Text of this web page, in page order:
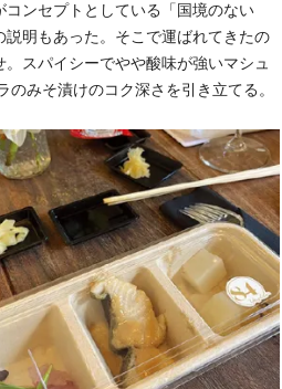
ンセプトとしている「国境のない
明もあった。そこで運ばれてきたの
スパイシーでやや酸味が強いマシュ
みそ漬けのコク深さを引き立てる。